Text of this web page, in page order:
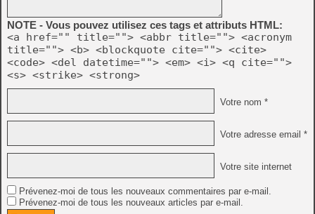
NOTE - Vous pouvez utilisez ces tags et attributs HTML:
<a href="" title=""> <abbr title=""> <acronym
title=""> <b> <blockquote cite=""> <cite>
<code> <del datetime=""> <em> <i> <q cite="">
<s> <strike> <strong>
Votre nom *
Votre adresse email *
Votre site internet
Prévenez-moi de tous les nouveaux commentaires par e-mail.
Prévenez-moi de tous les nouveaux articles par e-mail.